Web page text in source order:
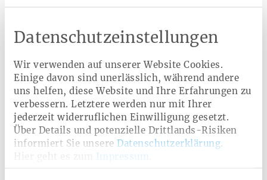
Datenschutzeinstellungen
Wir verwenden auf unserer Website Cookies.
Einige davon sind unerlässlich, während andere
uns helfen, diese Website und Ihre Erfahrungen zu
verbessern. Letztere werden nur mit Ihrer
jederzeit widerruflichen Einwilligung gesetzt.
Über Details und potenzielle Drittlands-Risiken
informiert Sie unsere Datenschutzerklärung.
Impressum
Bequem online wechseln
Von zahlreichen Vorteilen profitieren
Jetzt informieren